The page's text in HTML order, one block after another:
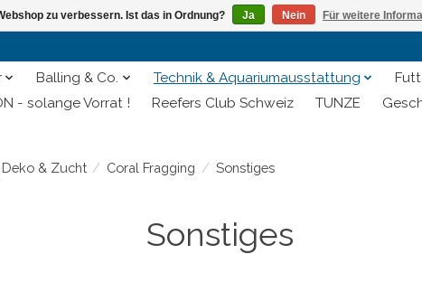
Balling & Co. Technik & Aquariumausstattung
- solange Vorrat !
Reefers Club Schweiz TUNZE
& Zucht / Coral Fragging / Sonstiges
Sonstiges
zu verbessern. Ist das in Ordnung? Ja Nein Für weitere